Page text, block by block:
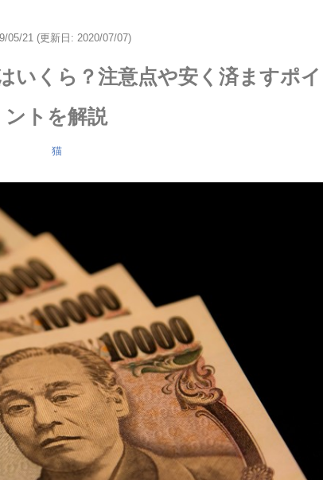
05/21 (更新日: 2020/07/07)
いくら？注意点や安く済ますポイ
ントを解説
猫